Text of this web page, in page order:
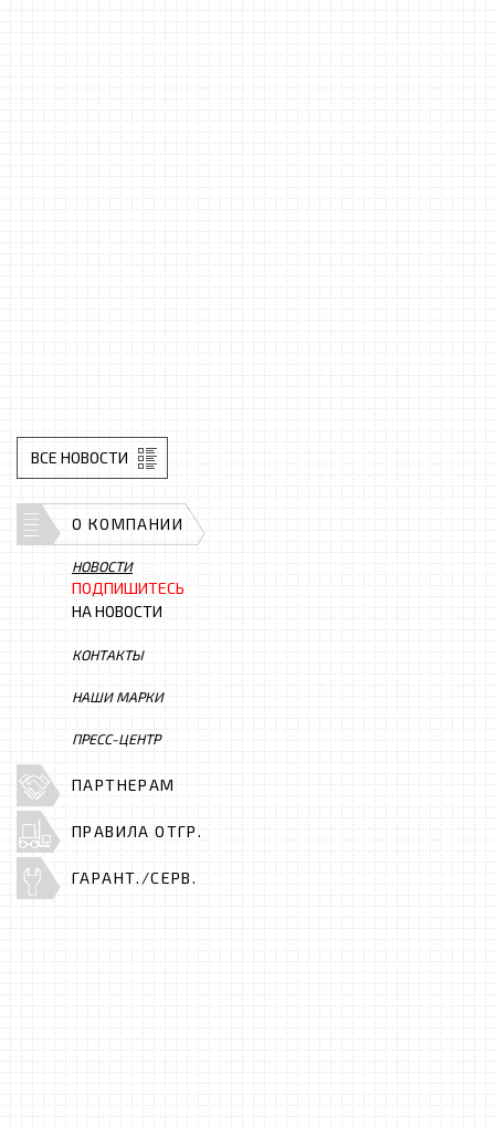
ВСЕ НОВОСТИ
О КОМПАНИИ
НОВОСТИ
ПОДПИШИТЕСЬ
НА НОВОСТИ
КОНТАКТЫ
НАШИ МАРКИ
ПРЕСС-ЦЕНТР
ПАРТНЕРАМ
ПРАВИЛА ОТГР.
ГАРАНТ./СЕРВ.